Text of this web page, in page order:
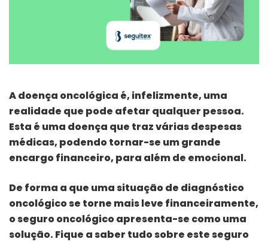
A doença oncológica é, infelizmente, uma
realidade que pode afetar qualquer pessoa.
Esta é uma doença que traz várias despesas
médicas, podendo tornar-se um grande
encargo financeiro, para além de emocional.
De forma a que uma situação de diagnóstico
oncológico se torne mais leve financeiramente,
o seguro oncológico apresenta-se como uma
solução. Fique a saber tudo sobre este seguro